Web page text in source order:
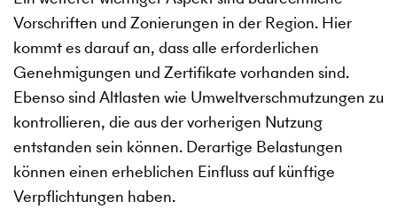
Vorschriften und Zonierungen in der Region. Hier
kommt es darauf an, dass alle erforderlichen
Genehmigungen und Zertifikate vorhanden sind.
Ebenso sind Altlasten wie Umweltverschmutzungen zu
kontrollieren, die aus der vorherigen Nutzung
entstanden sein können. Derartige Belastungen
können einen erheblichen Einfluss auf künftige
Verpflichtungen haben.